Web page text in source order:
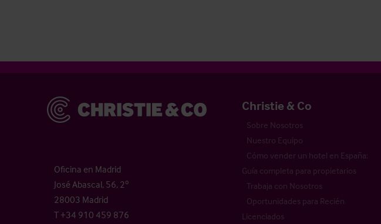
Christie & Co
Oficina en Madrid
José Abascal, 56, 2º
28003 Madrid
T +34 910 459 876
Christie & Co
Sobre Nosotros
Nuestro Equipo
Cómo vender un hotel en España:
Guía completa para propietarios
Trabaja con Nosotros
Oportunidades para Recién
Licenciados